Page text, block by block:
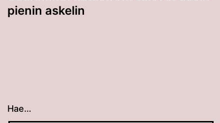
pienin askelin
Hae…
Kun tuloksia tulee, voit selata niitä